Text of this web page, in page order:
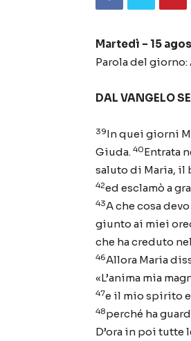
Martedì – 15
Parola del giorno:
DAL VANGELO
39In quei giorni
Giuda. 40Entrata
saluto di Maria, il
42ed esclamò a
43A che cosa
giunto ai miei
che ha creduto
46Allora Maria
«L’anima mia
47e il mio spirito
48perché ha
D’ora in poi tutte